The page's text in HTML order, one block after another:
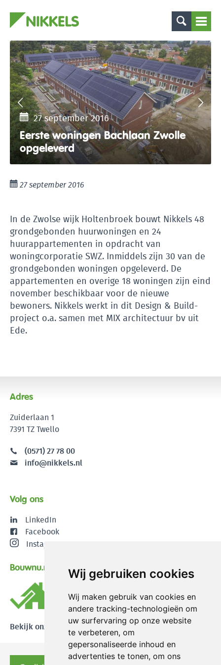
Wij gebruiken cookies
Wij maken gebruik van cookies en
andere tracking-technologieën om
uw surfervaring op onze website
te verbeteren, om
gepersonaliseerde inhoud en
advertenties te tonen, om ons
27 september 2016
Eerste woningen Bachlaan Zwolle
opgeleverd
27 september 2016
In de Zwolse wijk Holtenbroek bouwt Nikkels 48
grondgebonden huurwoningen en 24
huurappartementen in opdracht van
woningcorporatie SWZ. Inmiddels zijn 30 van de
grondgebonden woningen opgeleverd. De
appartementen en overige 18 woningen zijn eind
november beschikbaar voor de nieuwe
bewoners. Nikkels werkt in dit Design & Build-
project o.a. samen met MIX architectuur bv uit
Ede.
Adres
Zuiderlaan 1
7391 TZ Twello
(0571) 27 78 00
info@nikkels.nl
Volg ons
LinkedIn
Facebook
Instagram
Bouwnu.nl
Bekijk onze reviews